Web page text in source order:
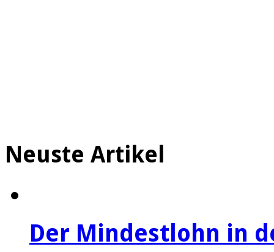
Neuste Artikel
Der Mindestlohn in